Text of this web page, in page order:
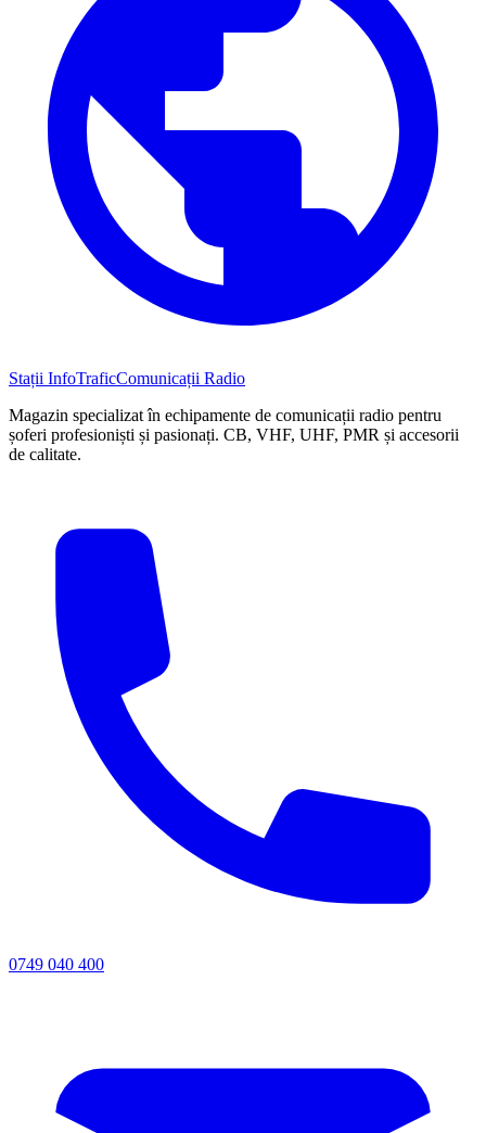
Stații InfoTraficComunicații Radio
Magazin specializat în echipamente de comunicații radio pentru
șoferi profesioniști și pasionați. CB, VHF, UHF, PMR și accesorii
de calitate.
0749 040 400